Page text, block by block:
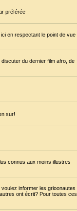
préférée
en respectant le point de vue
du dernier film afro, de
sur!
connus aux moins illustres
informer les grioonautes
ont écrit? Pour toutes ces